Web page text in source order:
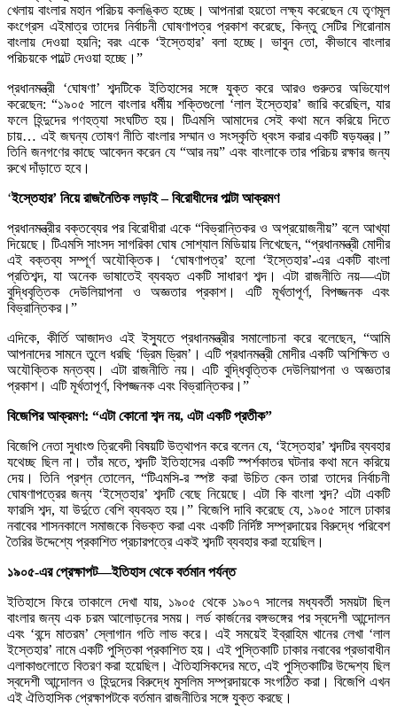
খেলায় বাংলার মহান পরিচয় কলঙ্কিত হচ্ছে। আপনারা হয়তো লক্ষ্য করেছেন যে তৃণমূল
কংগ্রেস এইমাত্র তাদের নির্বাচনী ঘোষণাপত্র প্রকাশ করেছে, কিন্তু সেটির শিরোনাম
বাংলায় দেওয়া হয়নি; বরং একে ‘ইস্তেহার’ বলা হচ্ছে। ভাবুন তো, কীভাবে বাংলার
পরিচয়কে পাল্টে দেওয়া হচ্ছে।”
প্রধানমন্ত্রী ‘ঘোষণা’ শব্দটিকে ইতিহাসের সঙ্গে যুক্ত করে আরও গুরুতর অভিযোগ
করেছেন: “১৯০৫ সালে বাংলার ধর্মীয় শক্তিগুলো ‘লাল ইস্তেহার’ জারি করেছিল, যার
ফলে হিন্দুদের গণহত্যা সংঘটিত হয়। টিএমসি আমাদের সেই কথা মনে করিয়ে দিতে
চায়… এই জঘন্য তোষণ নীতি বাংলার সম্মান ও সংস্কৃতি ধ্বংস করার একটি ষড়যন্ত্র।”
তিনি জনগণের কাছে আবেদন করেন যে “আর নয়” এবং বাংলাকে তার পরিচয় রক্ষার জন্য
রুখে দাঁড়াতে হবে।
‘ইস্তেহার’ নিয়ে রাজনৈতিক লড়াই – বিরোধীদের পাল্টা আক্রমণ
প্রধানমন্ত্রীর বক্তব্যের পর বিরোধীরা একে “বিভ্রান্তিকর ও অপ্রয়োজনীয়” বলে আখ্যা
দিয়েছে। টিএমসি সাংসদ সাগরিকা ঘোষ সোশ্যাল মিডিয়ায় লিখেছেন, “প্রধানমন্ত্রী মোদীর
এই বক্তব্য সম্পূর্ণ অযৌক্তিক। ‘ঘোষণাপত্র’ হলো ‘ইস্তেহার’-এর একটি বাংলা
প্রতিশব্দ, যা অনেক ভাষাতেই ব্যবহৃত একটি সাধারণ শব্দ। এটা রাজনীতি নয়—এটা
বুদ্ধিবৃত্তিক দেউলিয়াপনা ও অজ্ঞতার প্রকাশ। এটি মূর্খতাপূর্ণ, বিপজ্জনক এবং
বিভ্রান্তিকর।”
এদিকে, কীর্তি আজাদও এই ইস্যুতে প্রধানমন্ত্রীর সমালোচনা করে বলেছেন, “আমি
আপনাদের সামনে তুলে ধরছি ‘ড্রিম ড্রিম’। এটি প্রধানমন্ত্রী মোদীর একটি অশিক্ষিত ও
অযৌক্তিক মন্তব্য। এটা রাজনীতি নয়। এটি বুদ্ধিবৃত্তিক দেউলিয়াপনা ও অজ্ঞতার
প্রকাশ। এটি মূর্খতাপূর্ণ, বিপজ্জনক এবং বিভ্রান্তিকর।”
বিজেপির আক্রমণ: “এটা কোনো শব্দ নয়, এটা একটি প্রতীক”
বিজেপি নেতা সুধাংশু ত্রিবেদী বিষয়টি উত্থাপন করে বলেন যে, ‘ইস্তেহার’ শব্দটির ব্যবহার
যথেচ্ছ ছিল না। তাঁর মতে, শব্দটি ইতিহাসের একটি স্পর্শকাতর ঘটনার কথা মনে করিয়ে
দেয়। তিনি প্রশ্ন তোলেন, “টিএমসি-র স্পষ্ট করা উচিত কেন তারা তাদের নির্বাচনী
ঘোষণাপত্রের জন্য ‘ইস্তেহার’ শব্দটি বেছে নিয়েছে। এটা কি বাংলা শব্দ? এটা একটি
ফারসি শব্দ, যা উর্দুতে বেশি ব্যবহৃত হয়।” বিজেপি দাবি করেছে যে, ১৯০৫ সালে ঢাকার
নবাবের শাসনকালে সমাজকে বিভক্ত করা এবং একটি নির্দিষ্ট সম্প্রদায়ের বিরুদ্ধে পরিবেশ
তৈরির উদ্দেশ্যে প্রকাশিত প্রচারপত্রে একই শব্দটি ব্যবহার করা হয়েছিল।
১৯০৫-এর প্রেক্ষাপট—ইতিহাস থেকে বর্তমান পর্যন্ত
ইতিহাসে ফিরে তাকালে দেখা যায়, ১৯০৫ থেকে ১৯০৭ সালের মধ্যবর্তী সময়টা ছিল
বাংলার জন্য এক চরম আলোড়নের সময়। লর্ড কার্জনের বঙ্গভঙ্গের পর স্বদেশী আন্দোলন
এবং ‘বন্দে মাতরম’ স্লোগান গতি লাভ করে। এই সময়েই ইব্রাহিম খানের লেখা ‘লাল
ইস্তেহার’ নামে একটি পুস্তিকা প্রকাশিত হয়। এই পুস্তিকাটি ঢাকার নবাবের প্রভাবাধীন
এলাকাগুলোতে বিতরণ করা হয়েছিল। ঐতিহাসিকদের মতে, এই পুস্তিকাটির উদ্দেশ্য ছিল
স্বদেশী আন্দোলন ও হিন্দুদের বিরুদ্ধে মুসলিম সম্প্রদায়কে সংগঠিত করা। বিজেপি এখন
এই ঐতিহাসিক প্রেক্ষাপটকে বর্তমান রাজনীতির সঙ্গে যুক্ত করছে।